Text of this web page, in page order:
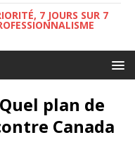
7 JOURS SUR 7
plan de
Canada